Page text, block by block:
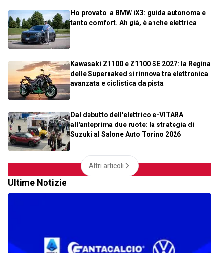
Ho provato la BMW iX3: guida autonoma e
tanto comfort. Ah già, è anche elettrica
Kawasaki Z1100 e Z1100 SE 2027: la Regina
delle Supernaked si rinnova tra elettronica
avanzata e ciclistica da pista
Dal debutto dell'elettrico e-VITARA
all'anteprima due ruote: la strategia di
Suzuki al Salone Auto Torino 2026
Altri articoli
Ultime Notizie